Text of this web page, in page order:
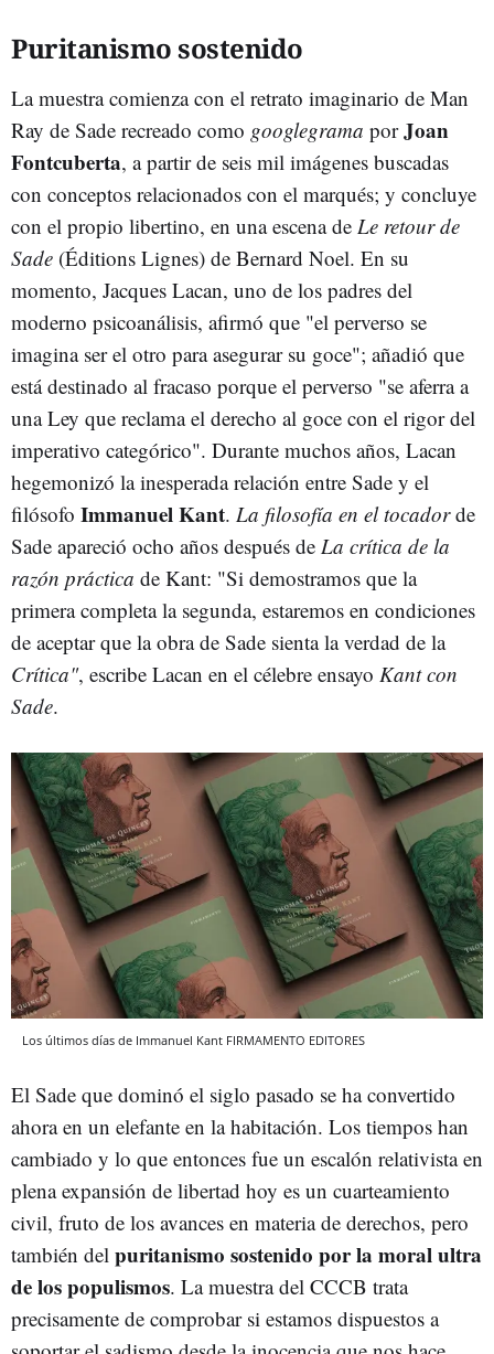
Puritanismo sostenido
La muestra comienza con el retrato imaginario de Man
Ray de Sade recreado como googlegrama porJoan
Fontcuberta, a partir de seis mil imágenes buscadas
con conceptos relacionados con el marqués; y concluye
con el propio libertino, en una escena de Le retour de
Sade (Éditions Lignes) de Bernard Noel. En su
momento, Jacques Lacan, uno de los padres del
moderno psicoanálisis, afirmó que "el perverso se
imagina ser el otro para asegurar su goce"; añadió que
está destinado al fracaso porque el perverso "se aferra a
una Ley que reclama el derecho al goce con el rigor del
imperativo categórico". Durante muchos años, Lacan
hegemonizó la inesperada relación entre Sade y el
filósofo Immanuel Kant. La filosofía en el tocadorde
Sade apareció ocho años después de La crítica de la
razón práctica de Kant: "Si demostramos que la
primera completa la segunda, estaremos en condiciones
de aceptar que la obra de Sade sienta la verdad de la
Crítica", escribe Lacan en el célebre ensayo Kant con
Sade.
Los últimos días de Immanuel Kant FIRMAMENTO EDITORES
El Sade que dominó el siglo pasado se ha convertido
ahora en un elefante en la habitación. Los tiempos han
cambiado y lo que entonces fue un escalón relativista en
plena expansión de libertad hoy es un cuarteamiento
civil, fruto de los avances en materia de derechos, pero
también del puritanismo sostenido por la moral ultra
de los populismos. La muestra del CCCB trata
precisamente de comprobar si estamos dispuestos a